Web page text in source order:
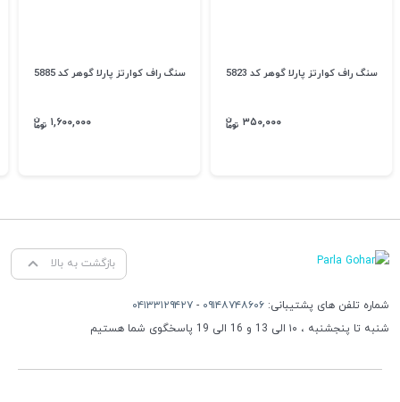
سنگ راف کوارتز پارلا گوهر کد 5823
۳۵۰,۰۰۰
سنگ راف کوارتز پارلا گوهر کد 5885
۱,۶۰۰,۰۰۰
بازگشت به بالا
شماره تلفن های پشتیبانی: ۰۹۱۴۸۷۴۸۶۰۶ - ۰۴۱۳۳۱۲۹۴۲۷
شنبه تا پنجشنبه ، ۱۰ الی 13 و 16 الی 19 پاسخگوی شما هستیم